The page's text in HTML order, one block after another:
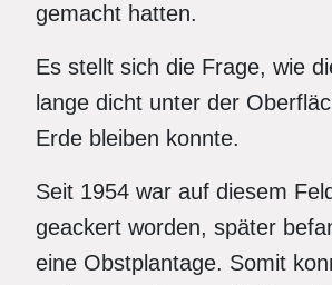
gemacht hatten.
Es stellt sich die Frage, wie
lange dicht unter der
Erde bleiben konnte.
Seit 1954 war auf diesem
geackert worden, später
eine Obstplantage. Somit